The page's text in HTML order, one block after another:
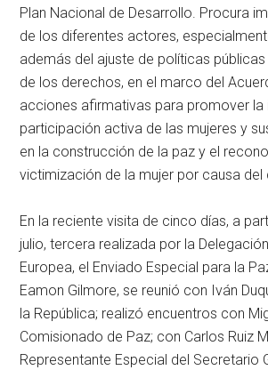
Plan Nacional de Desarrollo. Procura
de los diferentes actores,
además del ajuste de políticas
de los derechos, en el marco del
acciones afirmativas para promover la
participación activa de las mujeres y
en la construcción de la paz y el
victimización de la mujer por causa
En la reciente visita de cinco días, a
julio, tercera realizada por la
Europea, el Enviado Especial para la
Eamon Gilmore, se reunió con Iván
la República; realizó encuentros con
Comisionado de Paz; con Carlos Ruiz
Representante Especial del Secretario